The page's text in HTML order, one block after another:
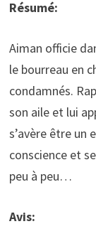
Résumé:
Aiman officie
le bourreau en
condamnés.
son aile et lui
s’avère être un
conscience et
peu à peu…
Avis: